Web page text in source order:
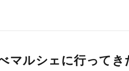
マルシェに行ってき